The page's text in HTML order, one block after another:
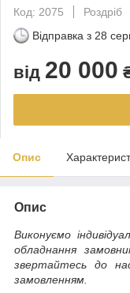
Код: 2075
Роздріб
Відправка з 28
від 20 000
Опис
Опис
Виконуємо
обладнання
звертайтесь до
замовленням.